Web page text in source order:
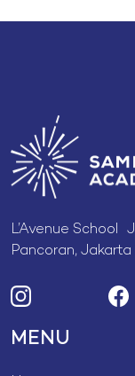
L’Avenue School
Pancoran,
MENU